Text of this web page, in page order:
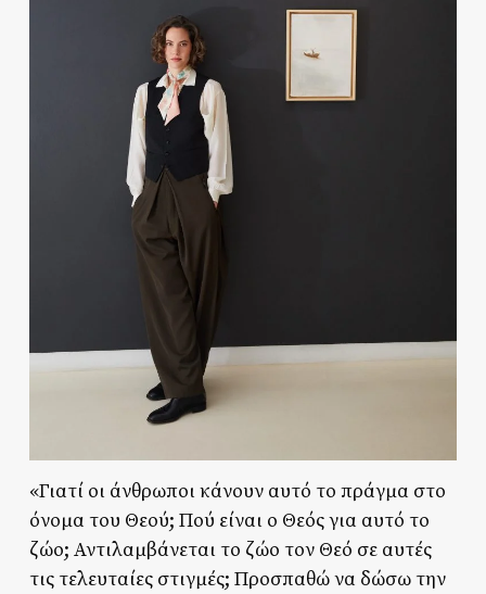
«Γιατί οι άνθρωποι κάνουν αυτό το πράγμα στο
όνομα του Θεού; Πού είναι ο Θεός για αυτό το
ζώο; Αντιλαμβάνεται το ζώο τον Θεό σε αυτές
τις τελευταίες στιγμές; Προσπαθώ να δώσω την